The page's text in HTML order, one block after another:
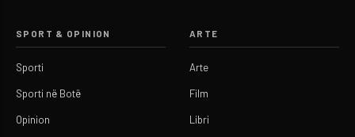
SPORT & OPINION
Sporti
Sporti në Botë
Opinion
ARTE
Arte
Film
Libri